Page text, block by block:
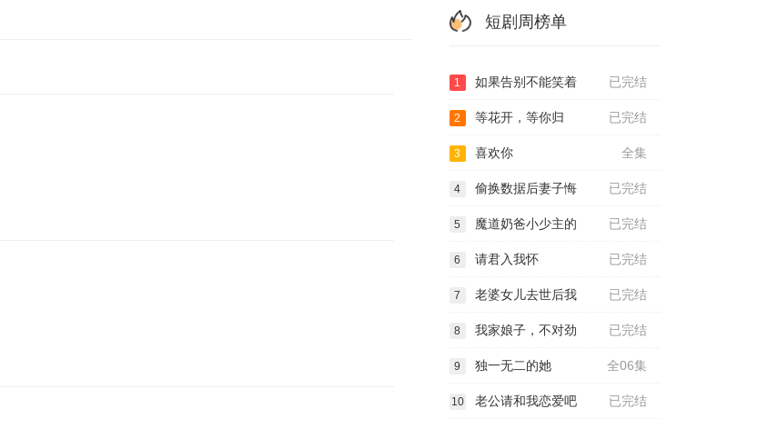
短剧周榜单
已完结
1 如果告别不能笑着
已完结
2 等花开，等你归
全集
3 喜欢你
已完结
4 偷换数据后妻子悔
已完结
5 魔道奶爸小少主的
已完结
6 请君入我怀
已完结
7 老婆女儿去世后我
已完结
8 我家娘子，不对劲
全06集
9 独一无二的她
已完结
10 老公请和我恋爱吧